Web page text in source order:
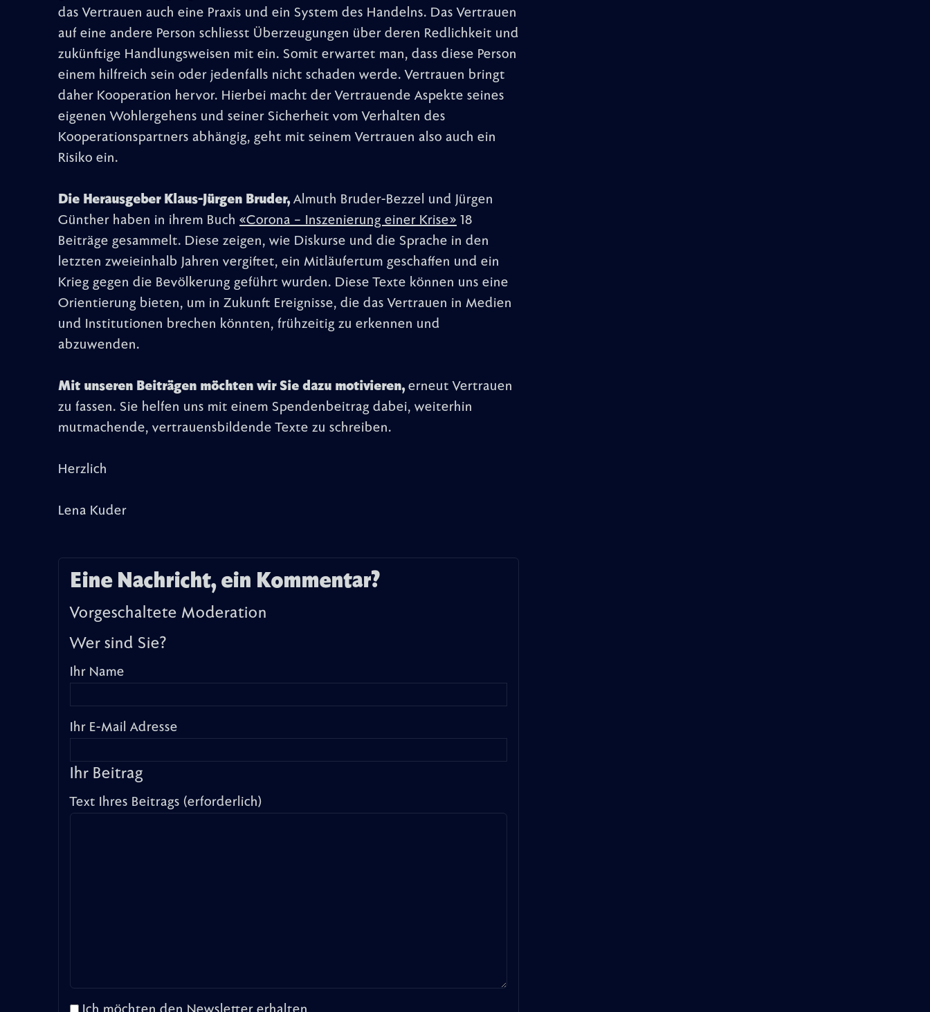
das Vertrauen auch eine Praxis und ein System des Handelns. Das Vertrauen
auf eine andere Person schliesst Überzeugungen über deren Redlichkeit und
zukünftige Handlungsweisen mit ein. Somit erwartet man, dass diese Person
einem hilfreich sein oder jedenfalls nicht schaden werde. Vertrauen bringt
daher Kooperation hervor. Hierbei macht der Vertrauende Aspekte seines
eigenen Wohlergehens und seiner Sicherheit vom Verhalten des
Kooperationspartners abhängig, geht mit seinem Vertrauen also auch ein
Risiko ein.
Die Herausgeber Klaus-Jürgen Bruder,Almuth Bruder-Bezzel und Jürgen
Günther haben in ihrem Buch «Corona – Inszenierung einer Krise» 18
Beiträge gesammelt. Diese zeigen, wie Diskurse und die Sprache in den
letzten zweieinhalb Jahren vergiftet, ein Mitläufertum geschaffen und ein
Krieg gegen die Bevölkerung geführt wurden. Diese Texte können uns eine
Orientierung bieten, um in Zukunft Ereignisse, die das Vertrauen in Medien
und Institutionen brechen könnten, frühzeitig zu erkennen und
abzuwenden.
Mit unseren Beiträgen möchten wir Sie dazu motivieren,erneut Vertrauen
zu fassen. Sie helfen uns mit einem Spendenbeitrag dabei, weiterhin
mutmachende, vertrauensbildende Texte zu schreiben.
Herzlich
Lena Kuder
Eine Nachricht, ein Kommentar?
Vorgeschaltete Moderation
Wer sind Sie?
Ihr Name
Ihr E-Mail Adresse
Ihr Beitrag
Text Ihres Beitrags (erforderlich)